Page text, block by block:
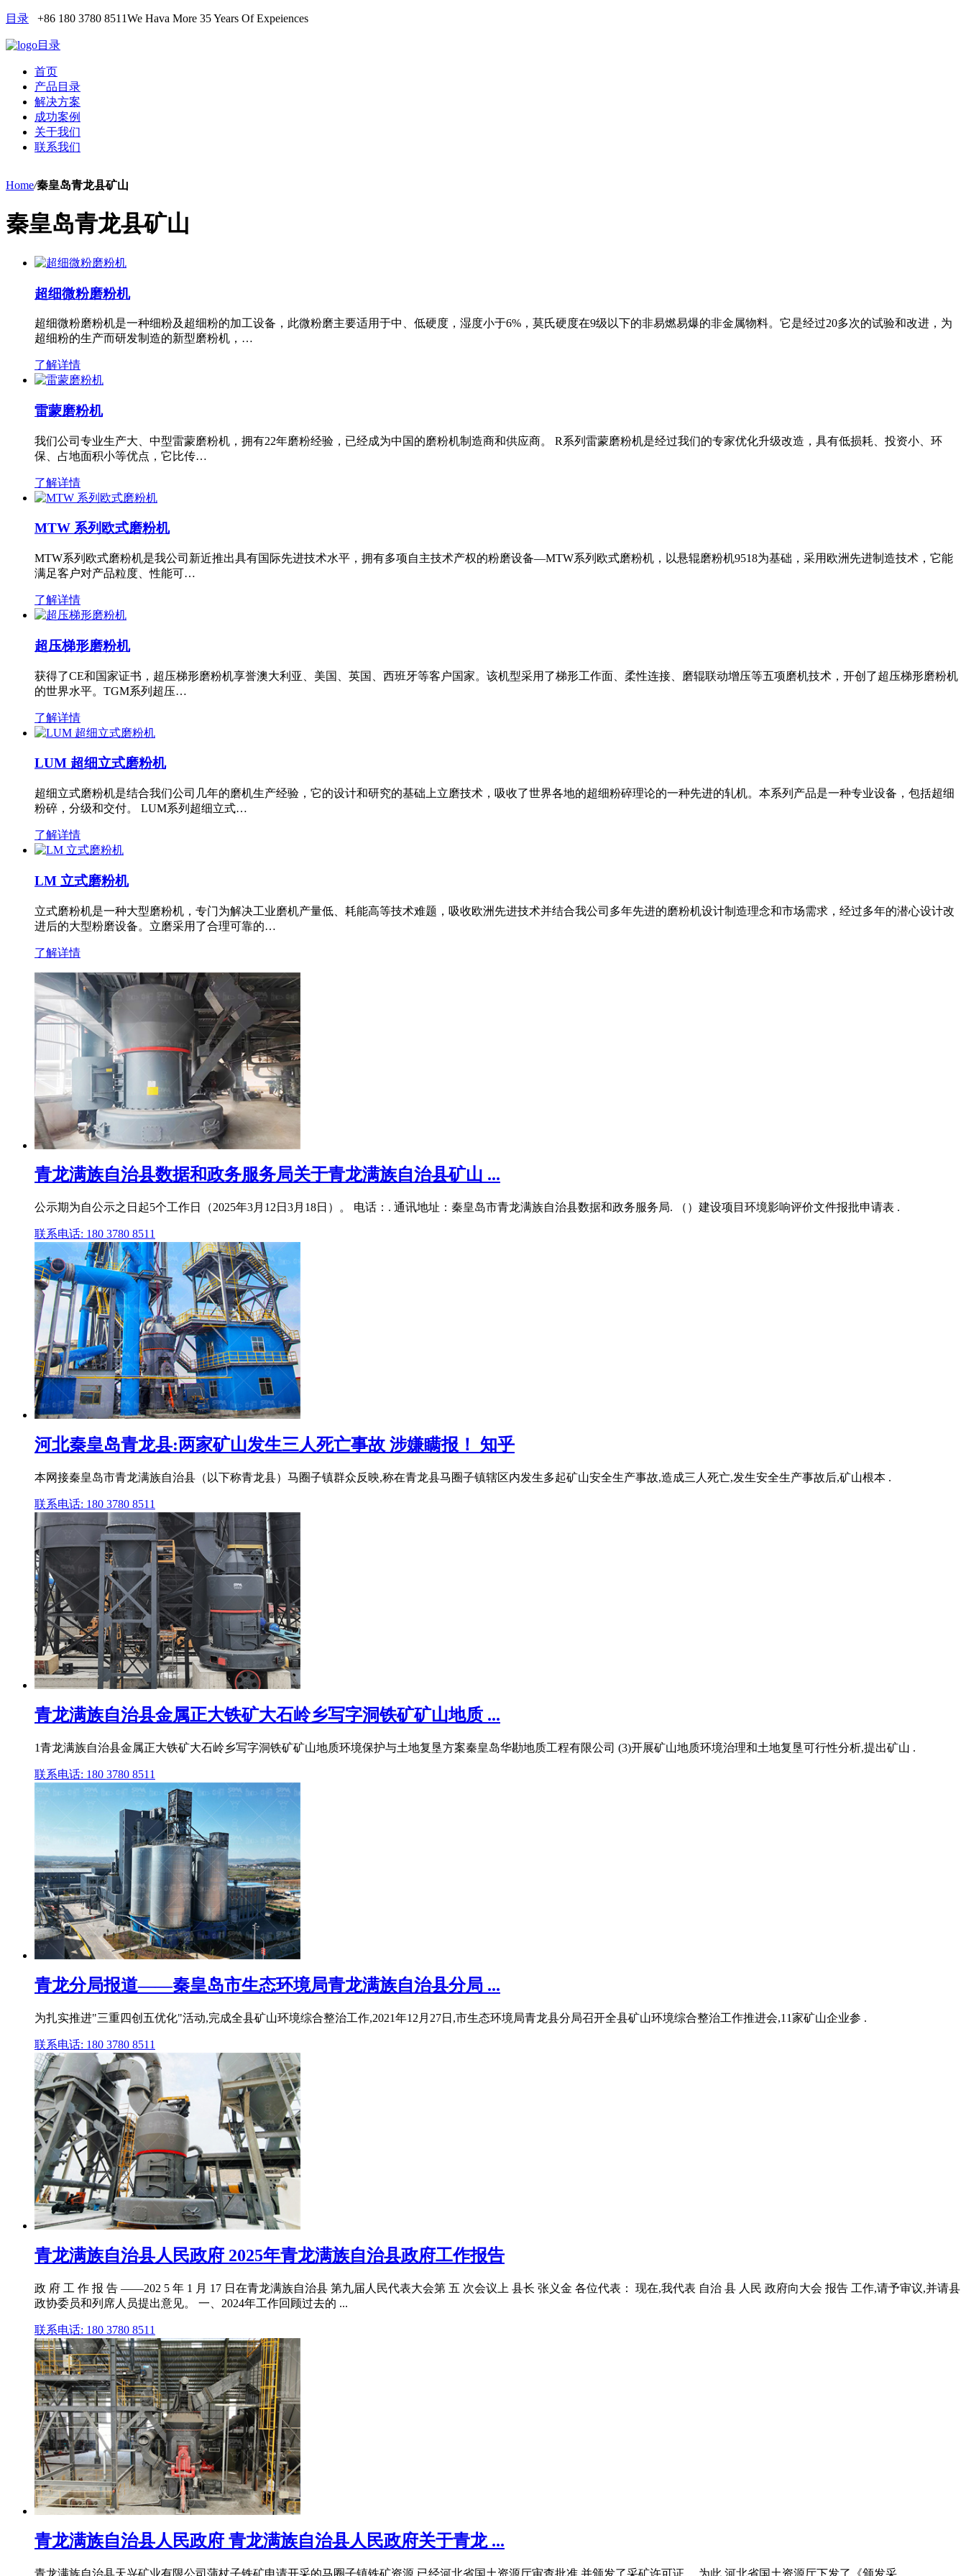
目录 +86 180 3780 8511We Hava More 35 Years Of Expeiences
目录
首页
产品目录
解决方案
成功案例
关于我们
联系我们
Home/秦皇岛青龙县矿山
秦皇岛青龙县矿山
超细微粉磨粉机
超细微粉磨粉机是一种细粉及超细粉的加工设备，此微粉磨主要适用于中、低硬度，湿度小于6%，莫氏硬度在9级以下的非易燃易爆的非金属物料。它是经过20多次的试验和改进，为
超细粉的生产而研发制造的新型磨粉机，…
了解详情
雷蒙磨粉机
我们公司专业生产大、中型雷蒙磨粉机，拥有22年磨粉经验，已经成为中国的磨粉机制造商和供应商。 R系列雷蒙磨粉机是经过我们的专家优化升级改造，具有低损耗、投资小、环
保、占地面积小等优点，它比传…
了解详情
MTW 系列欧式磨粉机
MTW系列欧式磨粉机是我公司新近推出具有国际先进技术水平，拥有多项自主技术产权的粉磨设备—MTW系列欧式磨粉机，以悬辊磨粉机9518为基础，采用欧洲先进制造技术，它能
满足客户对产品粒度、性能可…
了解详情
超压梯形磨粉机
获得了CE和国家证书，超压梯形磨粉机享誉澳大利亚、美国、英国、西班牙等客户国家。该机型采用了梯形工作面、柔性连接、磨辊联动增压等五项磨机技术，开创了超压梯形磨粉机
的世界水平。TGM系列超压…
了解详情
LUM 超细立式磨粉机
超细立式磨粉机是结合我们公司几年的磨机生产经验，它的设计和研究的基础上立磨技术，吸收了世界各地的超细粉碎理论的一种先进的轧机。本系列产品是一种专业设备，包括超细
粉碎，分级和交付。 LUM系列超细立式…
了解详情
LM 立式磨粉机
立式磨粉机是一种大型磨粉机，专门为解决工业磨机产量低、耗能高等技术难题，吸收欧洲先进技术并结合我公司多年先进的磨粉机设计制造理念和市场需求，经过多年的潜心设计改
进后的大型粉磨设备。立磨采用了合理可靠的…
了解详情
青龙满族自治县数据和政务服务局关于青龙满族自治县矿山 ...
公示期为自公示之日起5个工作日（2025年3月12日3月18日）。 电话：. 通讯地址：秦皇岛市青龙满族自治县数据和政务服务局. （）建设项目环境影响评价文件报批申请表 .
联系电话: 180 3780 8511
河北秦皇岛青龙县:两家矿山发生三人死亡事故 涉嫌瞒报！ 知乎
本网接秦皇岛市青龙满族自治县（以下称青龙县）马圈子镇群众反映,称在青龙县马圈子镇辖区内发生多起矿山安全生产事故,造成三人死亡,发生安全生产事故后,矿山根本 .
联系电话: 180 3780 8511
青龙满族自治县金属正大铁矿大石岭乡写字洞铁矿矿山地质 ...
1青龙满族自治县金属正大铁矿大石岭乡写字洞铁矿矿山地质环境保护与土地复垦方案秦皇岛华勘地质工程有限公司 (3)开展矿山地质环境治理和土地复垦可行性分析,提出矿山 .
联系电话: 180 3780 8511
青龙分局报道——秦皇岛市生态环境局青龙满族自治县分局 ...
为扎实推进"三重四创五优化"活动,完成全县矿山环境综合整治工作,2021年12月27日,市生态环境局青龙县分局召开全县矿山环境综合整治工作推进会,11家矿山企业参 .
联系电话: 180 3780 8511
青龙满族自治县人民政府 2025年青龙满族自治县政府工作报告
政 府 工 作 报 告 ——202 5 年 1 月 17 日在青龙满族自治县 第九届人民代表大会第 五 次会议上 县长 张义金 各位代表： 现在,我代表 自治 县 人民 政府向大会 报告 工作,请予审议,并请县
政协委员和列席人员提出意见。 一、2024年工作回顾过去的 ...
联系电话: 180 3780 8511
青龙满族自治县人民政府 青龙满族自治县人民政府关于青龙 ...
青龙满族自治县天兴矿业有限公司蒲杖子铁矿申请开采的马圈子镇铁矿资源,已经河北省国土资源厅审查批准,并颁发了采矿许可证。 为此,河北省国土资源厅下发了《颁发采 .